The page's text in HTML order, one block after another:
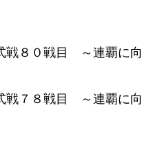
戦８０戦目 ～連覇に向
戦７８戦目 ～連覇に向